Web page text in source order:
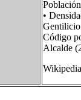
•
Código
Alcalde
Wikipedia